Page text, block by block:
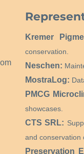
Kremer
conservation.
Neschen:
MostraLog:
PMCG
showcases.
CTS SRL:
and conservation
Preservation